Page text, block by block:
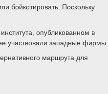
бойкотировать. Поскольку
опубликованном в
участвовали западные фирмы.
маршрута для